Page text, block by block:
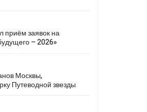
приём заявок на
– 2026»
Москвы,
Путеводной звезды